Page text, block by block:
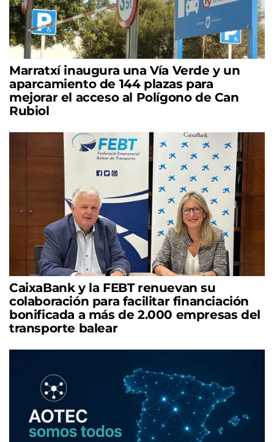
Marratxí inaugura una Vía Verde y un
aparcamiento de 144 plazas para
mejorar el acceso al Polígono de Can
Rubiol
CaixaBank y la FEBT renuevan su
colaboración para facilitar financiación
bonificada a más de 2.000 empresas del
transporte balear